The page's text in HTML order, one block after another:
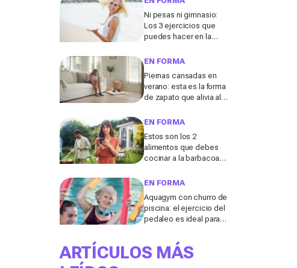
Ni pesas ni gimnasio:
Los 3 ejercicios que
puedes hacer en la
brazos después de los
EN FORMA
Piernas cansadas en
verano: esta es la forma
de zapato que alivia al
según los podólogos
EN FORMA
Estos son los 2
alimentos que debes
cocinar a la barbacoa
forma este verano,
EN FORMA
Aquagym con churro de
piscina: el ejercicio del
pedaleo es ideal para
del abdomen en el agua,
según un experto
ARTÍCULOS MÁS